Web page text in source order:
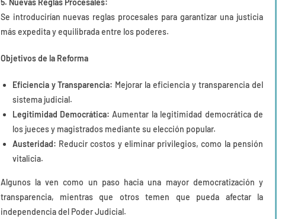
Se introducirían nuevas reglas procesales para garantizar una justicia
más expedita y equilibrada entre los poderes.
Objetivos de la Reforma
Eficiencia y Transparencia: Mejorar la eficiencia y transparencia del
sistema judicial.
Legitimidad Democrática: Aumentar la legitimidad democrática de
los jueces y magistrados mediante su elección popular.
Austeridad: Reducir costos y eliminar privilegios, como la pensión
vitalicia.
Algunos la ven como un paso hacia una mayor democratización y
transparencia, mientras que otros temen que pueda afectar la
independencia del Poder Judicial.